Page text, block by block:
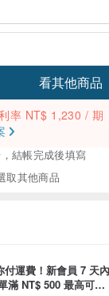
看其他商品
率 NT$ 1,230 / 期
，結帳完成後填寫
取其他商品
運費！新會員 7 天內
滿 NT$ 500 最高可折